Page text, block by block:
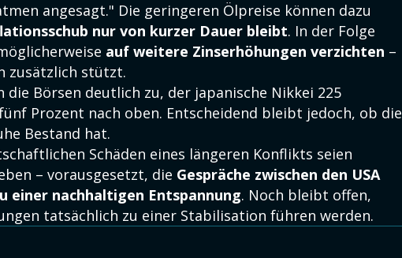
angesagt." Die geringeren Ölpreise können dazu
nur von kurzer Dauer bleibt. In der Folge
auf weitere Zinserhöhungen verzichten –
zusätzlich stützt.
die Börsen deutlich zu, der japanische Nikkei 225
Prozent nach oben. Entscheidend bleibt jedoch, ob die
Bestand hat.
Schäden eines längeren Konflikts seien
– vorausgesetzt, die Gespräche zwischen den USA
einer nachhaltigen Entspannung. Noch bleibt offen,
tatsächlich zu einer Stabilisation führen werden.